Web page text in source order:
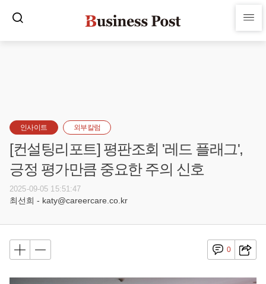
인사이트 외부칼럼
[컨설팅리포트] 평판조회 '레드 플래그',
긍정 평가만큼 중요한 주의 신호
2025-09-05 15:51:47
최선희 - katy@careercare.co.kr
0